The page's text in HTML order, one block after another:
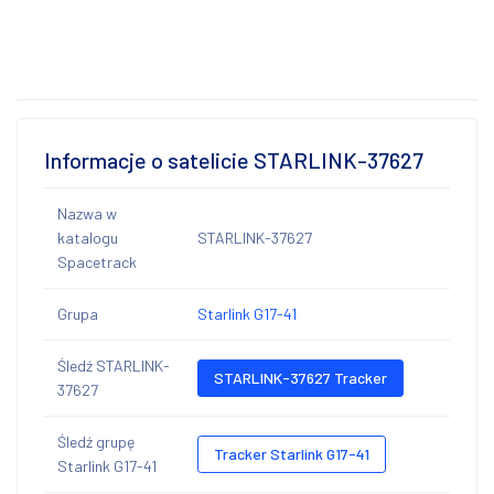
Informacje o satelicie STARLINK-37627
Nazwa w
katalogu
Spacetrack
STARLINK-37627
Grupa Starlink G17-41
Śledź STARLINK-
37627
STARLINK-37627 Tracker
Śledź grupę
Starlink G17-41
Tracker Starlink G17-41